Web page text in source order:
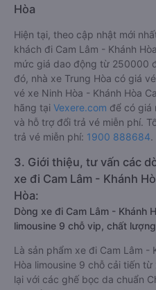
Hòa
Hiện tại, theo cập nhật mới
khách đi Cam Lâm - Khánh
mức giá dao động từ 250000
đó, nhà xe Trung Hòa có giá
vé xe Ninh Hòa - Khánh Hòa
hãng tại Vexere.com để có giá
và hỗ trợ đổi trả vé miễn phí.
trả vé miễn phí: 1900 888684.
3. Giới thiệu, tư vấn các
xe đi Cam Lâm - Khánh
Hòa:
Dòng xe đi Cam Lâm - Khánh
limousine 9 chỗ vip, chất
Là sản phẩm xe đi Cam Lâm -
Hòa limousine 9 chỗ cải tiến
lại với các ghế bọc da chuẩn